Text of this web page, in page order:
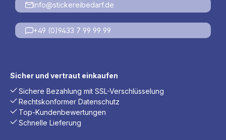
info@stickereibedarf.de
+49 (0)9433 7 99 99 99
Sicher und vertraut einkaufen
Sichere Bezahlung mit SSL-Verschlüsselung
Rechtskonformer Datenschutz
Top-Kundenbewertungen
Schnelle Lieferung